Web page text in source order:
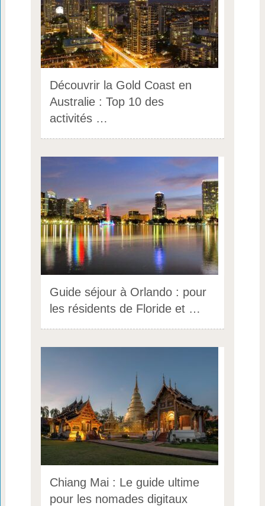
Découvrir la Gold Coast en
Australie : Top 10 des
activités …
Guide séjour à Orlando : pour
les résidents de Floride et …
Chiang Mai : Le guide ultime
pour les nomades digitaux